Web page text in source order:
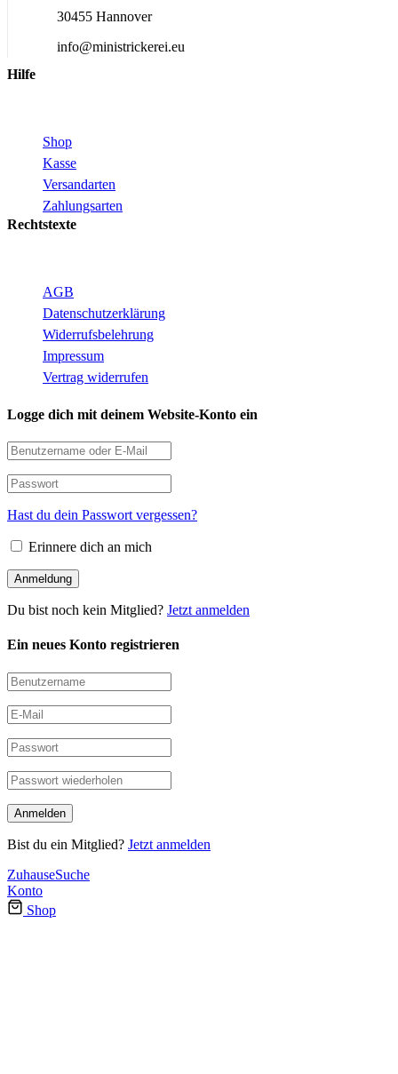
30455 Hannover
info@ministrickerei.eu
Hilfe
Shop
Kasse
Versandarten
Zahlungsarten
Rechtstexte
AGB
Datenschutzerklärung
Widerrufsbelehrung
Impressum
Vertrag widerrufen
Logge dich mit deinem Website-Konto ein
Hast du dein Passwort vergessen?
Erinnere dich an mich
Du bist noch kein Mitglied? Jetzt anmelden
Ein neues Konto registrieren
Bist du ein Mitglied? Jetzt anmelden
ZuhauseSuche
Konto
Shop